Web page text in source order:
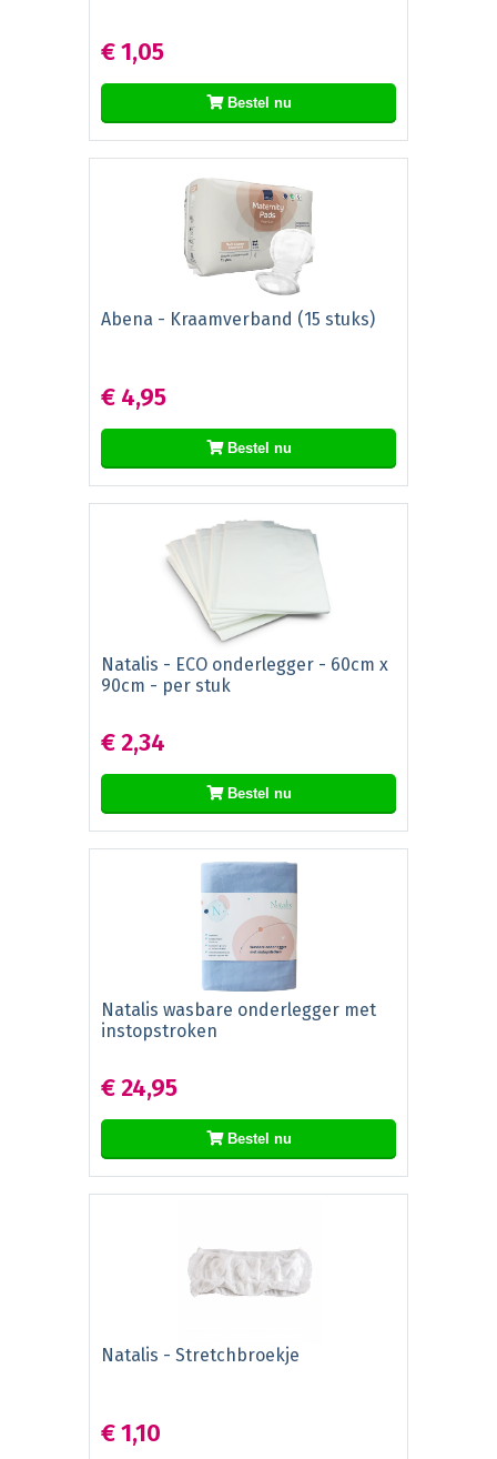
€ 1,05
Bestel nu
Abena - Kraamverband (15 stuks)
€ 4,95
Bestel nu
Natalis - ECO onderlegger - 60cm x
90cm - per stuk
€ 2,34
Bestel nu
Natalis wasbare onderlegger met
instopstroken
€ 24,95
Bestel nu
Natalis - Stretchbroekje
€ 1,10